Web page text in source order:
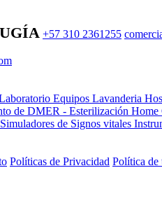
+57 310 2361255
Equipos Lavanderia
de DMER - Esterilización Home
Simuladores de Signos vitales
Políticas de Privacidad Política de